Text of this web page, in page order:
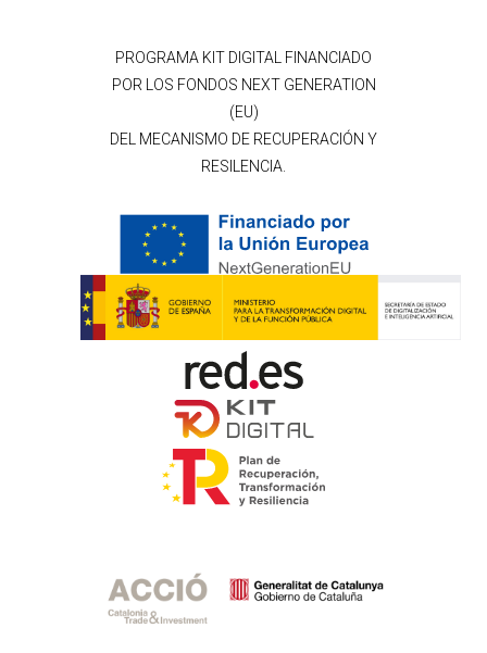
PROGRAMA KIT DIGITAL FINANCIADO
POR LOS FONDOS NEXT GENERATION
(EU)
DEL MECANISMO DE RECUPERACIÓN Y
RESILENCIA.